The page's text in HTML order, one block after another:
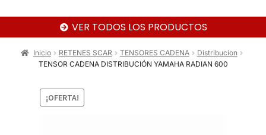
VER TODOS LOS PRODUCTOS
Inicio RETENES SCAR TENSORES CADENA
Distribucion
TENSOR CADENA DISTRIBUCIÓN YAMAHA RADIAN 600
¡OFERTA!